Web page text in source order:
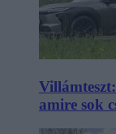
amire sok